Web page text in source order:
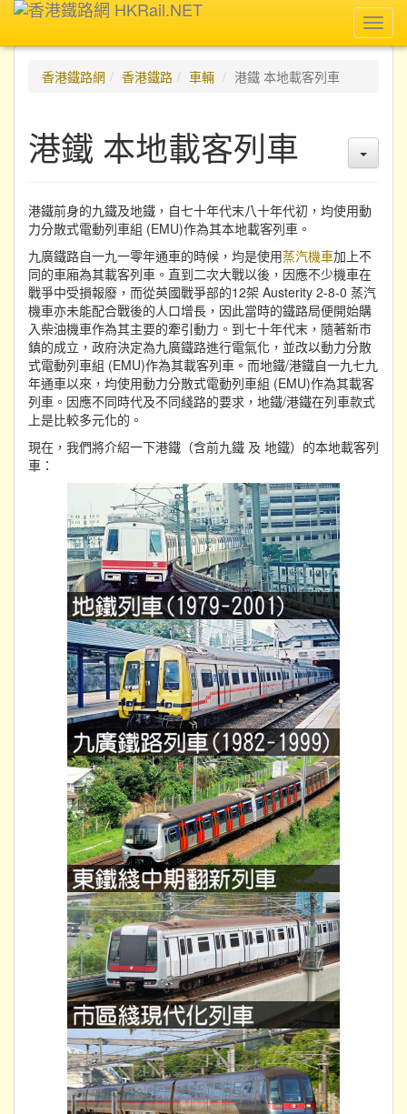
香港鐵路網
香港鐵路 車輛 港鐵 本地載客列車
港鐵 本地載客列車
港鐵前身的九鐵及地鐵，自七十年代末八十年代初，均使用動
力分散式電動列車組 (EMU)作為其本地載客列車。
九廣鐵路自一九一零年通車的時候，均是使用蒸汽機車加上不
同的車廂為其載客列車。直到二次大戰以後，因應不少機車在
戰爭中受損報廢，而從英國戰爭部的12架 Austerity 2-8-0 蒸汽
機車亦未能配合戰後的人口增長，因此當時的鐵路局便開始購
入柴油機車作為其主要的牽引動力。到七十年代末，隨著新市
鎮的成立，政府決定為九廣鐵路進行電氣化，並改以動力分散
式電動列車組 (EMU)作為其載客列車。而地鐵/港鐵自一九七九
年通車以來，均使用動力分散式電動列車組 (EMU)作為其載客
列車。因應不同時代及不同綫路的要求，地鐵/港鐵在列車款式
上是比較多元化的。
現在，我們將介紹一下港鐵（含前九鐵 及 地鐵）的本地載客列
車：